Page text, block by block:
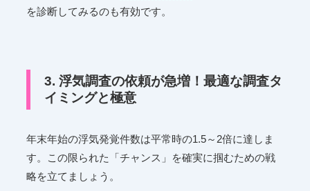
を診断してみるのも有効です。
3. 浮気調査の依頼が急増！最適な調査タ
イミングと極意
年末年始の浮気発覚件数は平常時の1.5～2倍に達しま
す。この限られた「チャンス」を確実に掴むための戦
略を立てましょう。